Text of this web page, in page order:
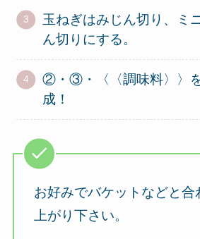
玉ねぎはみじん切り、ミ
ん切りにする。
②・③・〈〈調味料〉〉
成！
お好みでバケットなどと合
上がり下さい。